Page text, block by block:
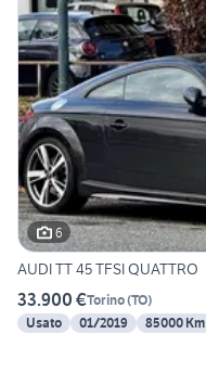
6
AUDI TT 45 TFSI QUATTRO
33.900 €Torino(TO)
Usato
01/2019 85000 Km